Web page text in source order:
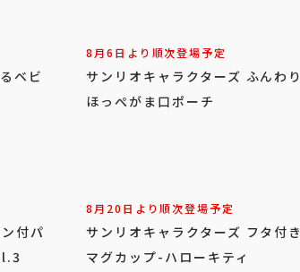
ベビ
8月6日より順次登場予定
サンリオキャラクターズ ふんわり
ほっぺがま口ポーチ
付パ
8月20日より順次登場予定
サンリオキャラクターズ フタ付き
マグカップ-ハローキティ